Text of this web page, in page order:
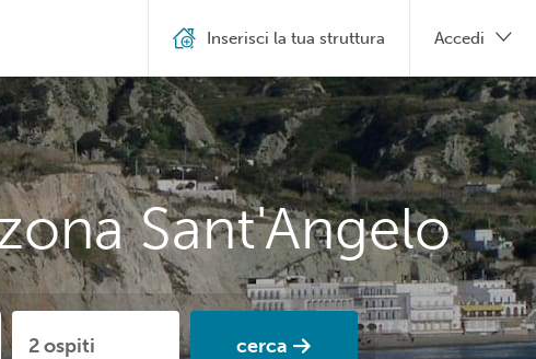
Sant'Angelo
cerca
Inserisci la tua struttura Accedi